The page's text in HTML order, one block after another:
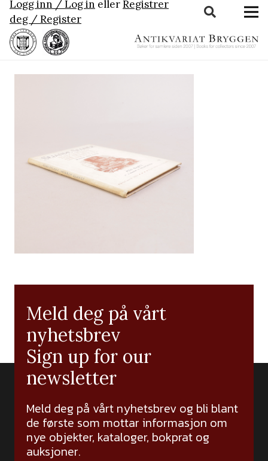
Logg inn / Log in ellerRegistrer
deg / Register
Meld deg på vårt
nyhetsbrev
Sign up for our
newsletter
Meld deg på vårt nyhetsbrev og bli blant
de første som mottar informasjon om
nye objekter, kataloger, bokprat og
auksjoner.